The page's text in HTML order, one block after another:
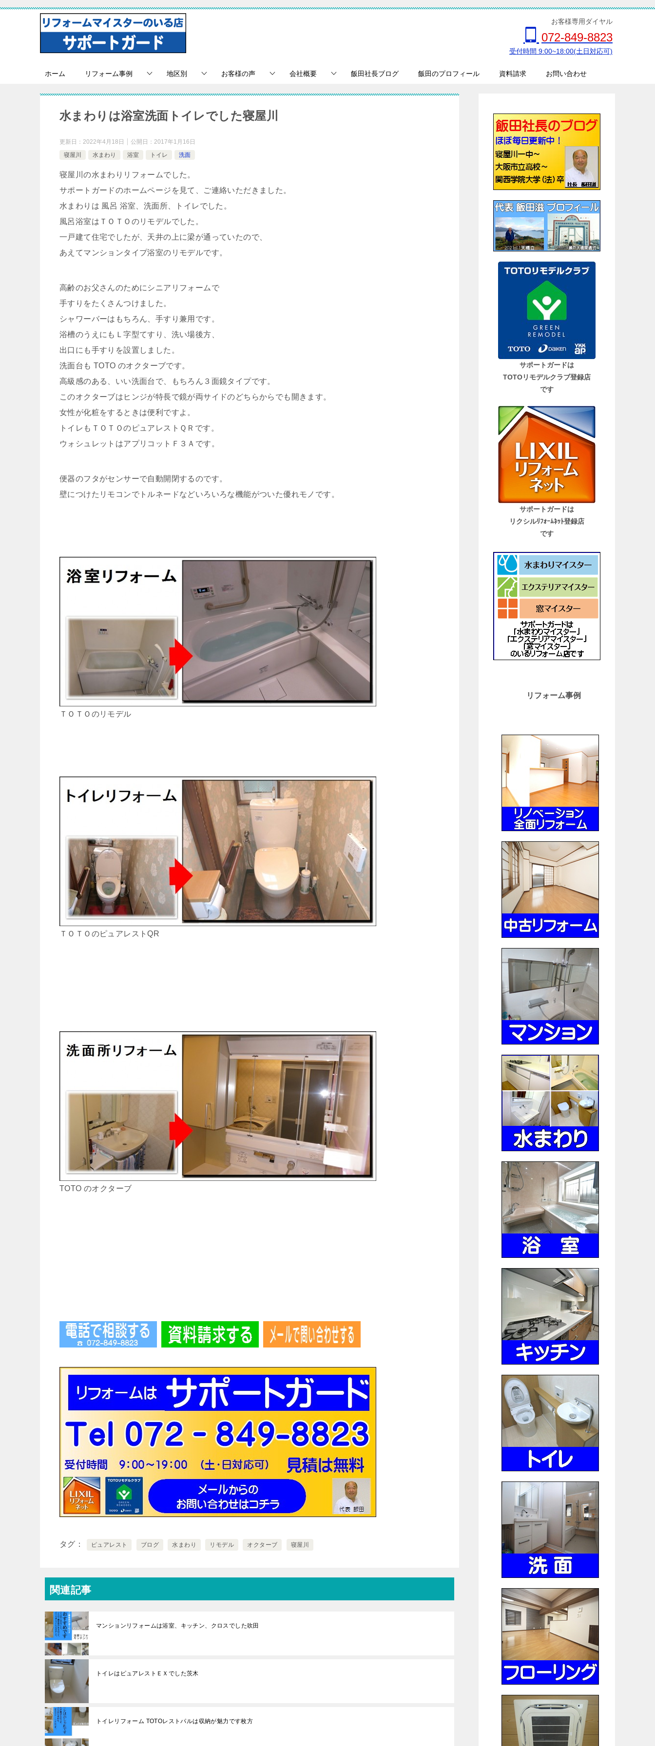
お客様専用ダイヤル
072-849-8823
受付時間 9:00~18:00(土日対応可)
ホーム リフォーム事例 地区別 お客様の声 会社概要 飯田社長ブログ 飯田のプロフィール 資料請求 お問い合わせ
水まわりは浴室洗面トイレでした寝屋川
更新日： 2022年4月18日 公開日： 2017年1月16日
寝屋川
水まわり 浴室 トイレ 洗面
寝屋川の水まわりリフォームでした。
サポートガードのホームページを見て、ご連絡いただきました。
水まわりは 風呂 浴室、洗面所、トイレでした。
風呂浴室はＴＯＴＯのリモデルでした。
一戸建て住宅でしたが、天井の上に梁が通っていたので、
あえてマンションタイプ浴室のリモデルです。
高齢のお父さんのためにシニアリフォームで
手すりをたくさんつけました。
シャワーバーはもちろん、手すり兼用です。
浴槽のうえにもＬ字型てすり、洗い場後方、
出口にも手すりを設置しました。
洗面台も TOTO のオクターブです。
高級感のある、いい洗面台で、もちろん３面鏡タイプです。
このオクターブはヒンジが特長で鏡が両サイドのどちらからでも開きます。
女性が化粧をするときは便利ですよ。
トイレもＴＯＴＯのピュアレストＱＲです。
ウォシュレットはアプリコットＦ３Ａです。
便器のフタがセンサーで自動開閉するのです。
壁につけたリモコンでトルネードなどいろいろな機能がついた優れモノです。
ＴＯＴＯのリモデル
ＴＯＴＯのピュアレストQR
TOTO のオクターブ
タグ ピュアレスト ブログ 水まわり リモデル オクターブ 寝屋川
関連記事
マンションリフォームは浴室、キッチン、クロスでした吹田
トイレはピュアレストＥＸでした茨木
トイレリフォーム TOTOレストパルは収納が魅力です枚方
サポートガードは
TOTOリモデルクラブ登録店
です
サポートガードは
リクシルﾘﾌｫｰﾑﾈｯﾄ登録店
です
リフォーム事例